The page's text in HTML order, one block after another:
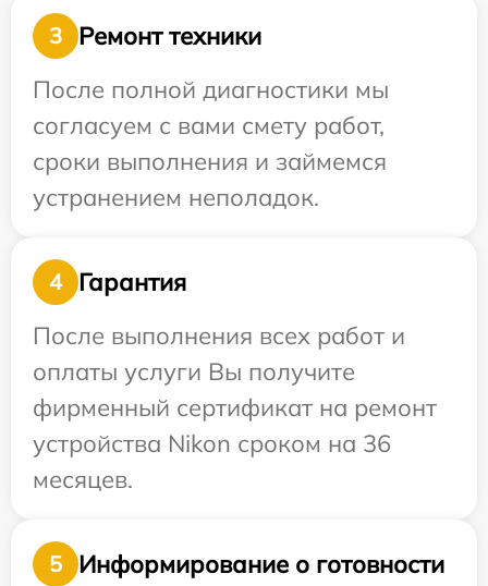
3
Ремонт техники
После полной диагностики мы
согласуем с вами смету работ,
сроки выполнения и займемся
устранением неполадок.
4
Гарантия
После выполнения всех работ и
оплаты услуги Вы получите
фирменный сертификат на ремонт
устройства Nikon сроком на 36
месяцев.
5
Информирование о готовности